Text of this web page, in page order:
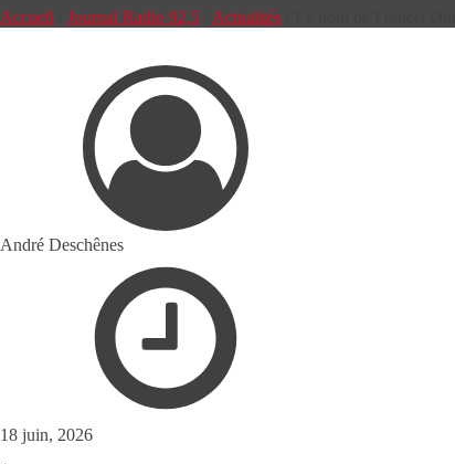
Accueil Journal Radio 92,5 Actualités
André Deschênes
18 juin, 2026